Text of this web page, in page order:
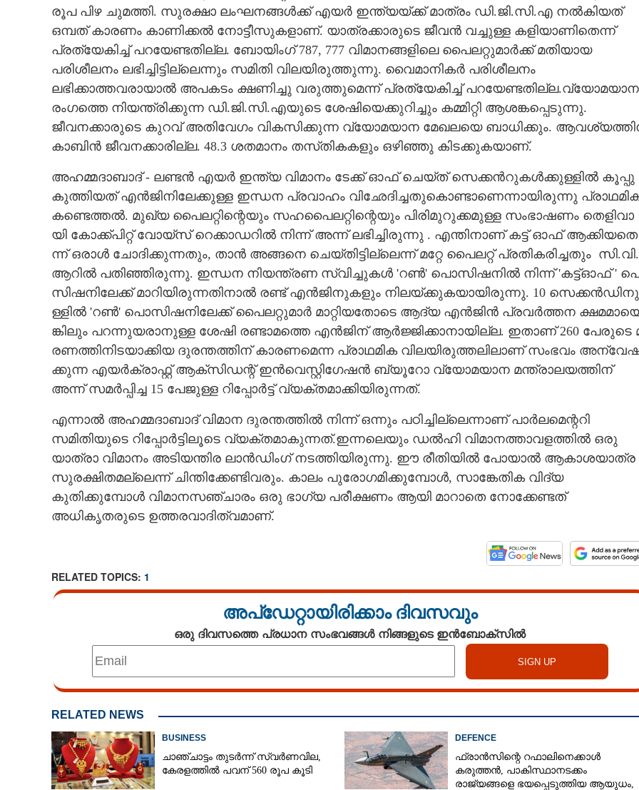
രൂപ പിഴ ചുമത്തി. സുരക്ഷാ ലംഘനങ്ങൾക്ക് എയർ ഇന്ത്യയ്ക്ക് മാത്രം ഡി.ജി.സി.എ നൽകിയത്
ഒമ്പത് കാരണം കാണിക്കൽ നോട്ടീസുകളാണ്. യാത്രക്കാരുടെ ജീവൻ വച്ചുള്ള കളിയാണിതെന്ന്
പ്രത്യേകിച്ച് പറയേണ്ടതില്ല. ബോയിംഗ് 787, 777 വിമാനങ്ങളിലെ പൈലറ്റുമാർക്ക് മതിയായ
പരിശീലനം ലഭിച്ചിട്ടില്ലെന്നും സമിതി വിലയിരുത്തുന്നു. വൈമാനികർ പരിശീലനം
ലഭിക്കാത്തവരായാൽ അപകടം ക്ഷണിച്ചു വരുത്തുമെന്ന് പ്രത്യേകിച്ച് പറയേണ്ടതില്ല.വ്യോമയാന
രംഗത്തെ നിയന്ത്രിക്കുന്ന ഡി.ജി.സി.എയുടെ ശേഷിയെക്കുറിച്ചും കമ്മിറ്റി ആശങ്കപ്പെടുന്നു.
ജീവനക്കാരുടെ കുറവ് അതിവേഗം വികസിക്കുന്ന വ്യോമയാന മേഖലയെ ബാധിക്കും.
കാബിൻ ജീവനക്കാരില്ല. 48.3 ശതമാനം തസ്‌തികകളും ഒഴിഞ്ഞു കിടക്കുകയാണ്.
​അ​ഹ​മ്മ​ദാ​ബാ​ദ് -​ ​ല​ണ്ട​ൻ​ ​എ​യ​ർ​ ​ഇ​ന്ത്യ​ ​വി​മാ​നം​ ​ടേ​ക്ക് ​ഓ​ഫ് ​ചെ​യ്ത് ​സെ​ക്ക​ൻ​റു​ക​ൾ​ക്കു​ള്ളി​ൽ​ ​കൂ​പ്പു​
കു​ത്തി​യ​ത് ​എ​ൻ​ജി​നി​ലേ​ക്കു​ള്ള​ ​ഇ​ന്ധ​ന​ ​പ്ര​വാ​ഹം​ ​വി​ഛേ​ദി​ച്ച​തു​കൊ​ണ്ടാണെന്നായിരുന്നു
ക​ണ്ടെ​ത്ത​ൽ. മു​ഖ്യ​ ​പൈ​ല​റ്റിന്റെയും ​സ​ഹ​പൈ​ല​റ്റിന്റെ​യും​ ​പി​രി​മു​റു​ക്ക​മു​ള്ള​ ​സം​ഭാ​ഷ​ണം​ ​തെ​ളി​വാ​
യി​ ​കോ​ക്ക്പി​റ്റ് ​വോ​യ്‌​സ് ​റെ​ക്കാ​ഡ​റി​ൽ​ ​നി​ന്ന് ​അന്ന് ല​ഭി​ച്ചിരുന്നു .​ ​എ​ന്തി​നാ​ണ് ​ക​ട്ട് ​ഓ​ഫ് ​ആ​ക്കി​യ​തെ​
ന്ന് ​ഒ​രാ​ൾ​ ​ചോ​ദി​ക്കു​ന്ന​തും,​ ​താ​ൻ​ ​അ​ങ്ങ​നെ​ ​ചെ​യ്‌​തി​ട്ടി​ല്ലെ​ന്ന് ​മ​റ്റേ​ ​പൈ​ല​റ്റ് ​പ്ര​തി​ക​രി​ച്ചതും ​ ​സി.​വി.​
ആ​റി​ൽ​ ​പ​തി​ഞ്ഞി​രുന്നു. ഇ​ന്ധ​ന​ ​നി​യ​ന്ത്ര​ണ​ ​സ്വി​ച്ചു​ക​ൾ​ ​'​റ​ൺ​'​ ​പൊ​സി​ഷ​നി​ൽ​ ​നി​ന്ന് ​'​ക​ട്ട്ഓ​ഫ് '​
സി​ഷ​നി​ലേ​ക്ക് ​മാ​റി​യി​രു​ന്ന​തി​നാ​ൽ​ ​ര​ണ്ട് ​എ​ൻ​ജി​നു​ക​ളും​ ​നി​ല​യ്ക്കു​ക​യാ​യി​രു​ന്നു.​ 10​ ​സെ​ക്ക​ൻ​ഡി​നു​
ള്ളി​ൽ​ ​'​റ​ൺ​'​ ​പൊ​സി​ഷ​നി​ലേ​ക്ക് ​പൈ​ല​റ്റു​മാ​ർ​ ​മാ​റ്റി​യ​തോ​ടെ​ ​ആ​ദ്യ​ ​എ​ൻ​ജി​ൻ​ ​പ്ര​വ​ർ​ത്ത​ന​
ങ്കി​ലും​ ​പ​റ​ന്നു​യ​രാ​നു​ള്ള​ ​ശേ​ഷി​ ​ര​ണ്ടാ​മ​ത്തെ​ ​എ​ൻ​ജി​ന് ​ആ​ർ​ജ്ജി​ക്കാ​നാ​യി​ല്ല.​ ​ഇ​താ​ണ് 260​ ​പേ​രു​ടെ​
ര​ണ​ത്തി​നി​ട​യാ​ക്കി​യ​ ​ദു​ര​ന്ത​ത്തി​ന് ​കാ​ര​ണ​മെ​ന്ന​ ​പ്രാ​ഥ​മി​ക​ ​വി​ല​യി​രു​ത്ത​ലി​ലാ​ണ് ​സം​ഭ​വം​
ക്കു​ന്ന​ ​എ​യ​ർ​ക്രാ​ഫ്റ്റ് ​ആ​ക്‌​സി​ഡ​ന്റ് ​ഇ​ൻ​വെ​സ്റ്റി​ഗേ​ഷ​ൻ​ ​ബ്യൂ​റോ​ വ്യോ​മ​യാ​ന​ ​മ​ന്ത്രാ​ല​യ​ത്തി​ന് ​
അന്ന് സ​മ​ർ​പ്പി​ച്ച​ 15​ ​പേ​ജു​ള്ള​ ​റി​പ്പോ​ർ​ട്ട് വ്യക്തമാക്കിയിരുന്നത്. ​
എന്നാൽ അഹമ്മദാബാദ് വിമാന ദുരന്തത്തിൽ നിന്ന് ഒന്നും പഠിച്ചില്ലെന്നാണ് പാർലമെന്ററി
സമിതിയുടെ റിപ്പോർട്ടിലൂടെ വ്യക്തമാകുന്നത്.ഇന്നലെയും ഡൽഹി വിമാനത്താവളത്തിൽ ഒരു
യാത്രാ വിമാനം അടിയന്തിര ലാൻഡിംഗ് നടത്തിയിരുന്നു. ഈ രീതിയിൽ പോയാൽ ആകാശയാത്ര
സുരക്ഷിതമല്ലെന്ന് ചിന്തിക്കേണ്ടിവരും. കാലം പുരോഗമിക്കുമ്പോൾ, സാങ്കേതിക വിദ്യ
കുതിക്കുമ്പോൾ വിമാനസഞ്ചാരം ഒരു ഭാഗ്യ പരീക്ഷണം ആയി മാറാതെ നോക്കേണ്ടത്
അധികൃതരുടെ ഉത്തരവാദിത്വമാണ്.
RELATED TOPICS: 1
അപ്ഡേറ്റായിരിക്കാം ദിവസവും
ഒരു ദിവസത്തെ പ്രധാന സംഭവങ്ങൾ നിങ്ങളുടെ ഇൻബോക്സിൽ
RELATED NEWS
BUSINESS
ചാഞ്ചാട്ടം തുടർന്ന് സ്വർണവില,
കേരളത്തിൽ പവന് 560 രൂപ കൂടി
DEFENCE
ഫ്രാൻസിന്റെ റഫാലിനെക്കാൾ
കരുത്തൻ,​ പാകിസ്ഥാനടക്കം
രാജ്യങ്ങളെ ഭയപ്പെടുത്തിയ ആയുധം,​
Share this link
Copy Link